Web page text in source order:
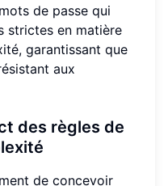
de passe qui
strictes en matière
garantissant que
aux
des règles de
de concevoir